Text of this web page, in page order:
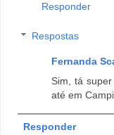
Responder
Respostas
Fernanda
Sim, tá
até em
Responder